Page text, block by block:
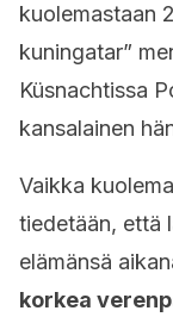
kuolemastaan
kuningatar”
Küsnachtissa
kansalainen
Vaikka
tiedetään, että
elämänsä
korkea